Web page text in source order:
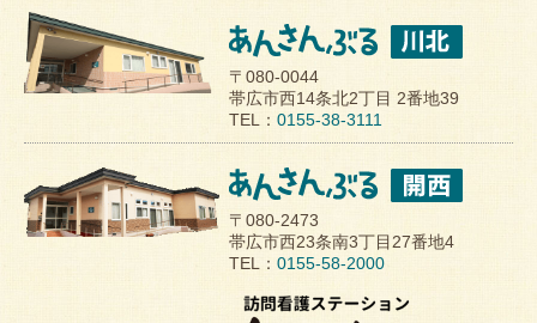
〒080-0044
帯広市西14条北2丁目 2番地39
TEL：0155-38-3111
〒080-2473
帯広市西23条南3丁目27番地4
TEL：0155-58-2000